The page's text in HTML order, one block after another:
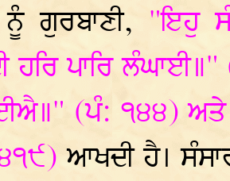
ਗੁਰਬਾਣੀ, "ਇਹੁ
ਹਰਿ ਪਾਰਿ
(ਪੰ: ੧੪੪)
ਆਖਦੀ ਹੈ।